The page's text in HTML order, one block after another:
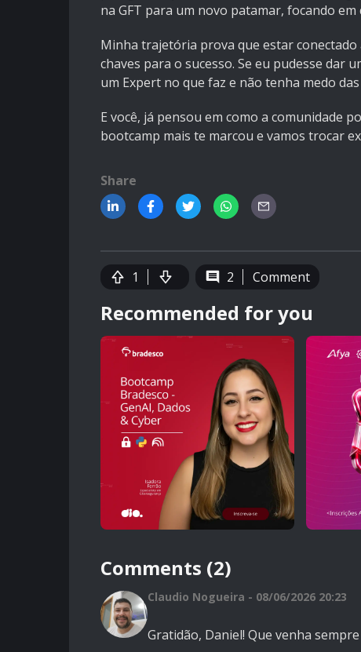
na GFT para um novo patamar, focando
Minha trajetória prova que estar
chaves para o sucesso. Se eu pudesse dar
um Expert no que faz e não tenha medo
E você, já pensou em como a comunidade
bootcamp mais te marcou e vamos trocar
Share
1 2 Comment
Recommended for you
Comments (2)
Claudio Nogueira - 08/06/2026 20:23
Gratidão, Daniel! Que venha